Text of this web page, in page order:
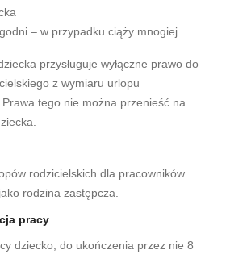
– w przypadku ciąży mnogiej
przysługuje wyłączne prawo do
z wymiaru urlopu
tego nie można przenieść na
rodzicielskich dla pracowników
rodzina zastępcza.
pracy
dziecko, do ukończenia przez nie 8